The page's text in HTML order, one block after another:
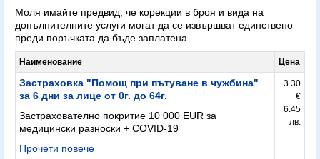
Моля имайте предвид, че корекции в броя и вида на
допълнителните услуги могат да се извършват единствено
преди поръчката да бъде заплатена.
Наименование Цена
Застраховка "Помощ при пътуване в чужбина"
за 6 дни за лице от 0г. до 64г.
Застрахователно покритие 10 000 EUR за
медицински разноски + COVID-19
Прочети повече
3.30
€
6.45
лв.